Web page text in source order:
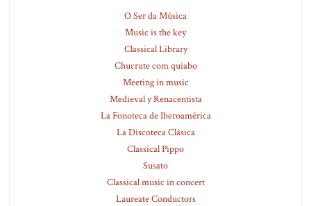
O Ser da Música
Music is the key
Classical Library
Chucrute com quiabo
Meeting in music
Medieval y Renacentista
La Fonoteca de Iberoamérica
La Discoteca Clásica
Classical Pippo
Susato
Classical music in concert
Laureate Conductors